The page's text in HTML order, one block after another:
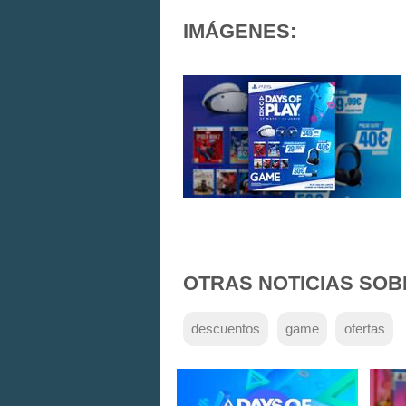
IMÁGENES:
OTRAS NOTICIAS
descuentos game ofertas